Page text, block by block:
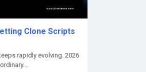
Clone Scripts
rapidly evolving. 2026